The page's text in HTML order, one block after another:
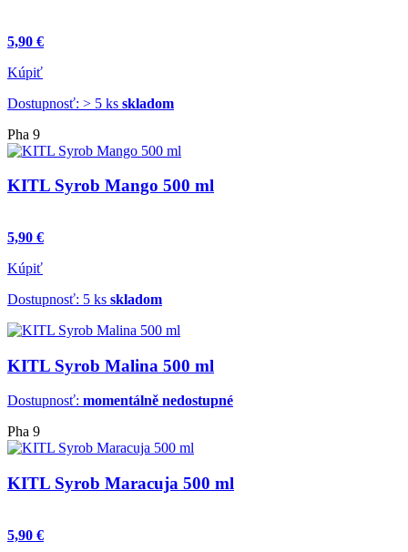
5,90 €
Kúpiť
Dostupnosť: > 5 ks skladom
Pha 9
KITL Syrob Mango 500 ml
5,90 €
Kúpiť
Dostupnosť: 5 ks skladom
KITL Syrob Malina 500 ml
Dostupnosť: momentálně nedostupné
Pha 9
KITL Syrob Maracuja 500 ml
5,90 €